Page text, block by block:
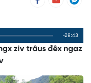
Remaining
Time
-29:43
ziv trâus đêx ngaz